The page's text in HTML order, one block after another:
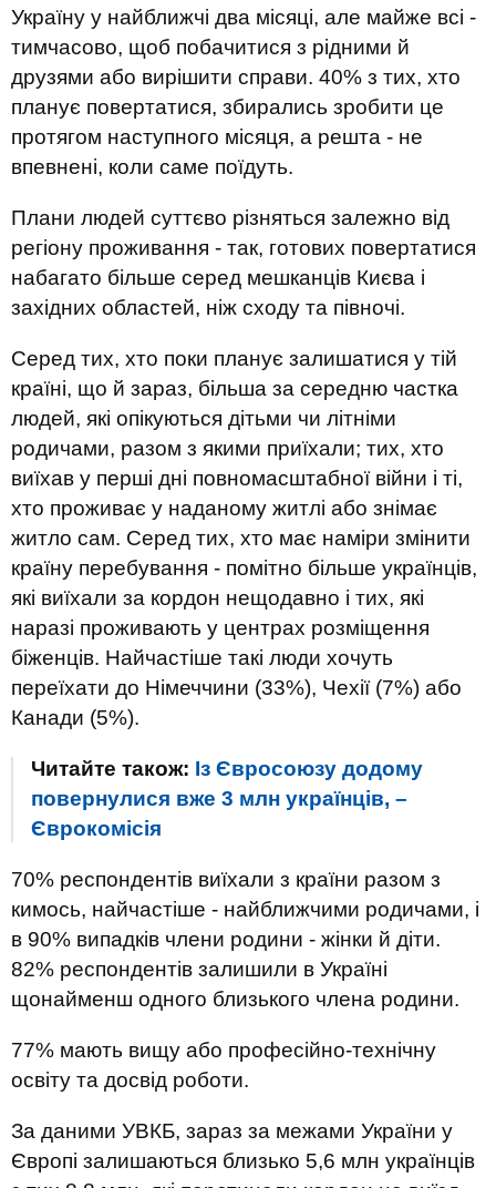
Україну у найближчі два місяці, але майже всі -
тимчасово, щоб побачитися з рідними й
друзями або вирішити справи. 40% з тих, хто
планує повертатися, збирались зробити це
протягом наступного місяця, а решта - не
впевнені, коли саме поїдуть.
Плани людей суттєво різняться залежно від
регіону проживання - так, готових повертатися
набагато більше серед мешканців Києва і
західних областей, ніж сходу та півночі.
Серед тих, хто поки планує залишатися у тій
країні, що й зараз, більша за середню частка
людей, які опікуються дітьми чи літніми
родичами, разом з якими приїхали; тих, хто
виїхав у перші дні повномасштабної війни і ті,
хто проживає у наданому житлі або знімає
житло сам. Серед тих, хто має наміри змінити
країну перебування - помітно більше українців,
які виїхали за кордон нещодавно і тих, які
наразі проживають у центрах розміщення
біженців. Найчастіше такі люди хочуть
переїхати до Німеччини (33%), Чехії (7%) або
Канади (5%).
Читайте також: Із Євросоюзу додому
повернулися вже 3 млн українців, –
Єврокомісія
70% респондентів виїхали з країни разом з
кимось, найчастіше - найближчими родичами, і
в 90% випадків члени родини - жінки й діти.
82% респондентів залишили в Україні
щонайменш одного близького члена родини.
77% мають вищу або професійно-технічну
освіту та досвід роботи.
За даними УВКБ, зараз за межами України у
Європі залишаються близько 5,6 млн українців